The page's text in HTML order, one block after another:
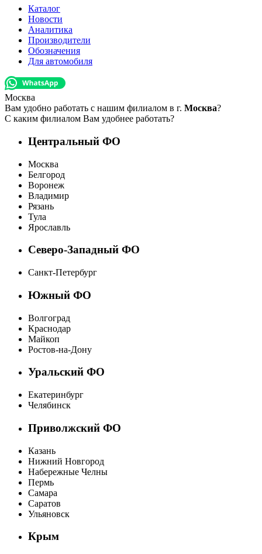
Каталог
Новости
Аналитика
Производители
Обозначения
Для автомобиля
Москва
Вам удобно работать с нашим филиалом в г. Москва?
С каким филиалом Вам удобнее работать?
Центральный ФО
Москва
Белгород
Воронеж
Владимир
Рязань
Тула
Ярославль
Северо-Западный ФО
Санкт-Петербург
Южный ФО
Волгоград
Краснодар
Майкоп
Ростов-на-Дону
Уральский ФО
Екатеринбург
Челябинск
Приволжский ФО
Казань
Нижний Новгород
Набережные Челны
Пермь
Самара
Саратов
Ульяновск
Крым